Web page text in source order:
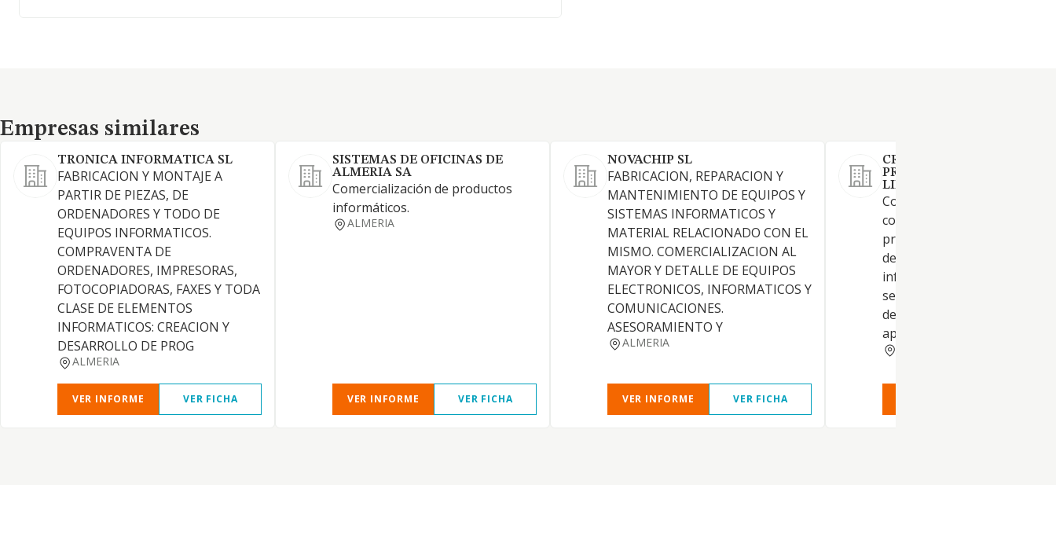
Empresas similares
Empresas similares
TRONICA INFORMATICA SL
FABRICACION Y MONTAJE A
PARTIR DE PIEZAS, DE
ORDENADORES Y TODO DE
EQUIPOS INFORMATICOS.
COMPRAVENTA DE
ORDENADORES, IMPRESORAS,
FOTOCOPIADORAS, FAXES Y TODA
CLASE DE ELEMENTOS
INFORMATICOS: CREACION Y
DESARROLLO DE PROG
ALMERIA
VER INFORME VER FICHA
SISTEMAS DE OFICINAS DE
ALMERIA SA
Comercialización de productos
informáticos.
ALMERIA
VER INFORME VER FICHA
NOVACHIP SL
FABRICACION, REPARACION Y
MANTENIMIENTO DE EQUIPOS Y
SISTEMAS INFORMATICOS Y
MATERIAL RELACIONADO CON EL
MISMO. COMERCIALIZACION AL
MAYOR Y DETALLE DE EQUIPOS
ELECTRONICOS, INFORMATICOS Y
COMUNICACIONES.
ASESORAMIENTO Y
ALMERIA
VER INFORME VER FICHA
CRPNET SERVICIOS
PROFESIONALES SOCIEDAD
LIMITADA.
Compra venta, tanto al por
como al por menor y alquiler
programas informaticos,
desarrollo de aplicaciones
informaticas y prestacion de
servicios de consultoria para
desarrollo e instalacion de
aplicaciones de software.